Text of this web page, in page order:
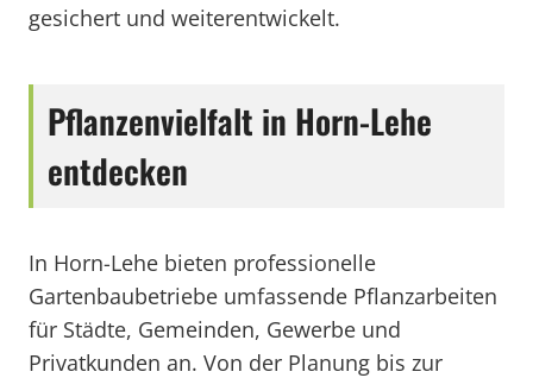
gesichert und weiterentwickelt.
Pflanzenvielfalt in Horn-Lehe
entdecken
In Horn-Lehe bieten professionelle
Gartenbaubetriebe umfassende Pflanzarbeiten
für Städte, Gemeinden, Gewerbe und
Privatkunden an. Von der Planung bis zur